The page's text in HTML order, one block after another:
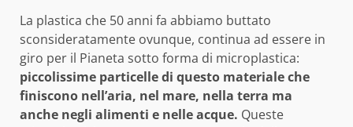
La plastica che 50 anni fa abbiamo buttato
sconsideratamente ovunque, continua ad essere in
giro per il Pianeta sotto forma di microplastica:
piccolissime particelle di questo materiale che
finiscono nell’aria, nel mare, nella terra ma
anche negli alimenti e nelle acque. Queste